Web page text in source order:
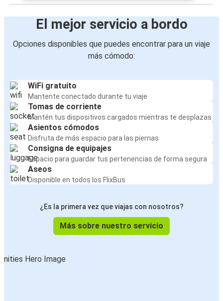
El mejor servicio a bordo
Opciones disponibles que puedes encontrar para un viaje
más cómodo:
WiFi gratuito
Mantente conectado durante tu viaje
Tomas de corriente
Mantén tus dispositivos cargados mientras te desplazas
Asientos cómodos
Disfruta de más espacio para las piernas
Consigna de equipajes
Espacio para guardar tus pertenencias de forma segura
Aseos
Disponible en todos los FlixBus
¿Es la primera vez que viajas con nosotros?
Más sobre nuestro servicio